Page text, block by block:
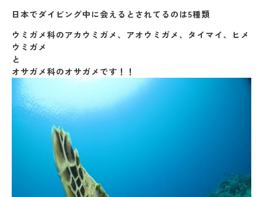
日本でダイビング中に会えるとされてるのは5種類
ウミガメ科のアカウミガメ、アオウミガメ、タイマイ、ヒメ
ウミガメ
と
オサガメ科のオサガメです！！